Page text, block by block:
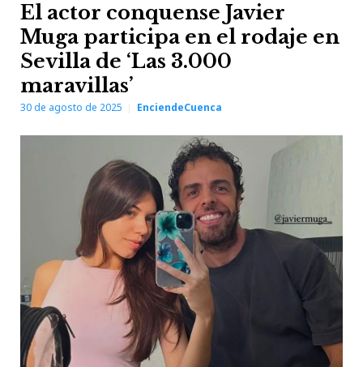
El actor conquense Javier
Muga participa en el rodaje en
Sevilla de ‘Las 3.000
maravillas’
30 de agosto de 2025 EnciendeCuenca